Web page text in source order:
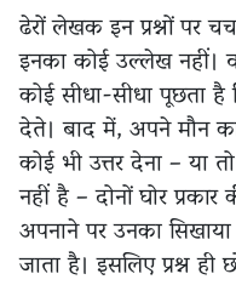
ढेरों लेखक इन प्रश्नों पर
इनका कोई उल्लेख नहीं।
कोई सीधा-सीधा पूछता
देते। बाद में, अपने मौन
कोई भी उत्तर देना – या
नहीं है – दोनों घोर
अपनाने पर उनका
जाता है। इसलिए प्रश्न ही